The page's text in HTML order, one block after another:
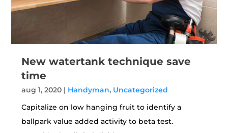
New watertank technique save
time
aug 1, 2020 | Handyman, Uncategorized
Capitalize on low hanging fruit to identify a
ballpark value added activity to beta test.